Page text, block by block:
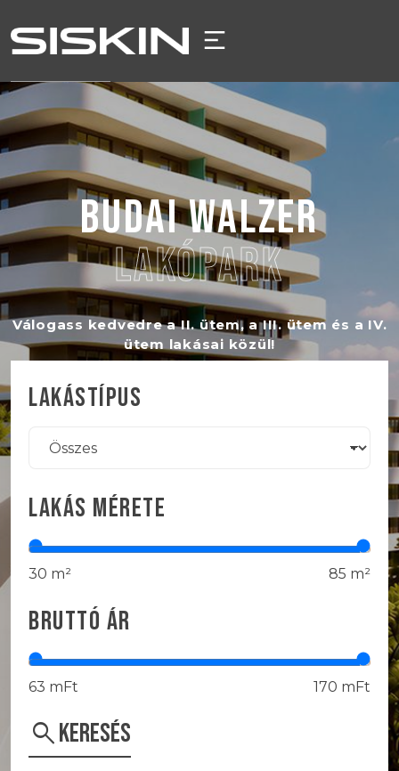
LAKÓPARKJAINK +
LAKÁSKERESŐ
RÓLUNK
KAPCSOLAT
+36 1 203 7876
INFO@SISKIN.HU
BUDAI WALZER
LAKÓPARK
Válogass kedvedre a II. ütem, a III. ütem és a IV.
ütem lakásai közül!
LAKÁSTÍPUS
LAKÁS MÉRETE
30 m² 85 m²
BRUTTÓ ÁR
63 mFt 170 mFt
SEARCHKERESÉS